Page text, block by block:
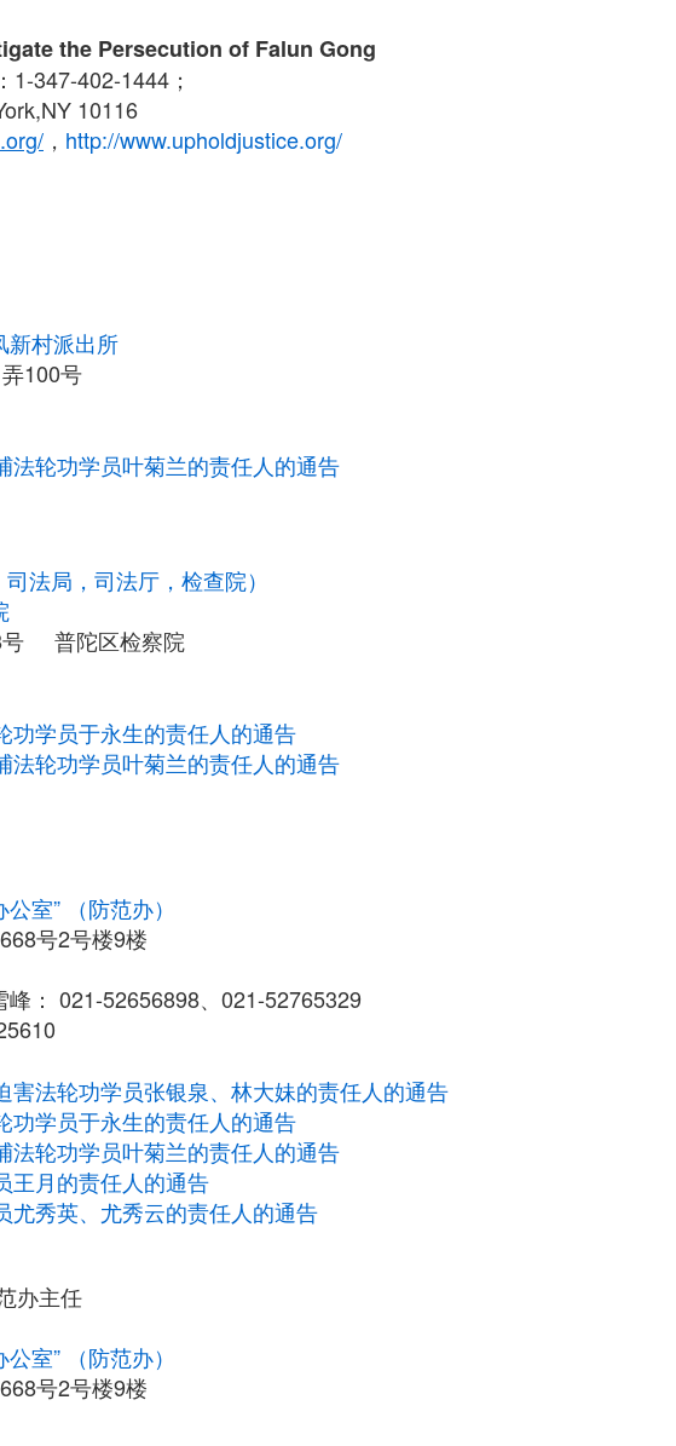
the Persecution of Falun Gong
347-402-1444；
10116
， http://www.upholdjustice.org/
新村派出所
100号
法轮功学员叶菊兰的责任人的通告
法局，司法厅，检查院）
号 普陀区检察院
功学员于永生的责任人的通告
法轮功学员叶菊兰的责任人的通告
室” （防范办）
号2号楼9楼
： 021-52656898、021-52765329
害法轮功学员张银泉、林大妹的责任人的通告
功学员于永生的责任人的通告
法轮功学员叶菊兰的责任人的通告
王月的责任人的通告
尤秀英、尤秀云的责任人的通告
办主任
室” （防范办）
号2号楼9楼